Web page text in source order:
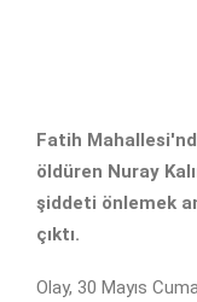
Fatih
öldüren Nuray
şiddeti önlemek
çıktı.
Olay, 30 Mayıs